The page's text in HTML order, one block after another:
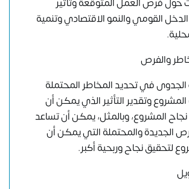
فرص العمل المتوقعة وتأثير
القومي والنمو الاقتصادي وتنمية
والفرص
في تحديد المخاطر المحتملة
وتقدير التأثير الذي يمكن أن
المشروع، وبالمثل، يمكن أن تساعد
الجديدة والمحتملة التي يمكن أن
لتحقيق نجاح وربحية أكبر.